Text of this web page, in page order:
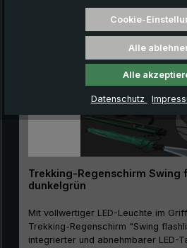
Produktgalerie überspringen
Trekking-Regenschirm Swing
dunkelgrün
Mit vollwertiger LED-Leuchte im
Trekking-Regenschirm "Swing
integrierter und abnehmbarer LED-
Cookie-
Alle
Alle
Datenschutz